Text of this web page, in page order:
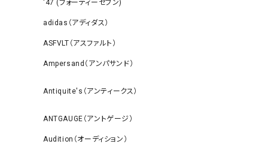
‘47 (フォーティーセブン)
adidas（アディダス）
ASFVLT（アスファルト）
Ampersand（アンパサンド）
Antiquite's（アンティークス）
ANTGAUGE（アントゲージ）
Audition（オーディション）